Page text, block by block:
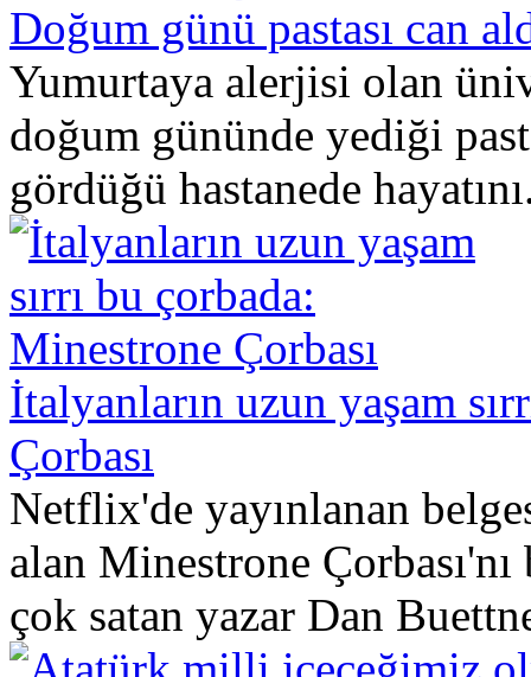
Doğum günü pastası can
Yumurtaya alerjisi olan
doğum gününde yediği
gördüğü hastanede
İtalyanların uzun yaşam
Çorbası
Netflix'de yayınlanan
alan Minestrone
çok satan yazar Dan